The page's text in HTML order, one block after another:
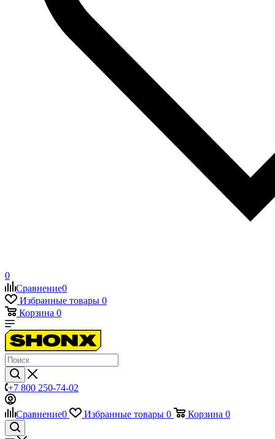
0
Сравнение0
Избранные товары 0
Корзина 0
+7 800 250-74-02
Сравнение0 Избранные товары 0 Корзина 0